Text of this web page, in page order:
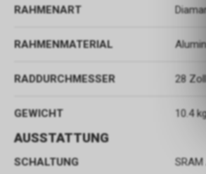
RAHMENART
RAHMENMATERIAL
RADDURCHMESSER 28 Zoll
GEWICHT 10.4
AUSSTATTUNG
SCHALTUNG SRAM